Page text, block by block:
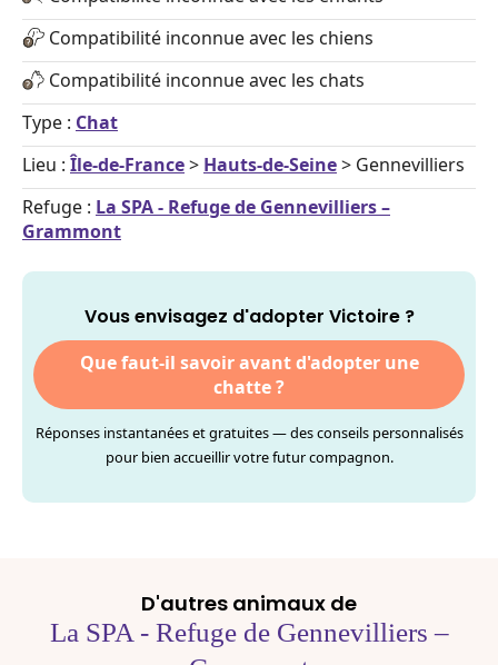
Compatibilité inconnue avec les chiens
Compatibilité inconnue avec les chats
Type : Chat
Lieu : Île-de-France> Hauts-de-Seine> Gennevilliers
Refuge : La SPA - Refuge de Gennevilliers –
Grammont
Vous envisagez d'adopter Victoire ?
Que faut-il savoir avant d'adopter une
chatte ?
Réponses instantanées et gratuites — des conseils personnalisés
pour bien accueillir votre futur compagnon.
D'autres animaux de
La SPA - Refuge de Gennevilliers –